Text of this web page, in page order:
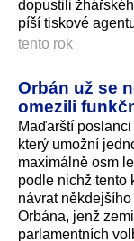
dopustili
píší tiskové
tento rok
Orbán už se
omezili
Maďarští
který umožní
maximálně osm
podle nichž tento
návrat
Orbána, jenž
parlamentních